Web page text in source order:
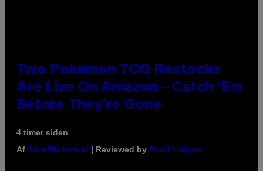
Two Pokemon TCG Restocks
Are Live On Amazon—Catch ‘Em
Before They’re Gone
4 timer siden
Af Sam Watanuki | Reviewed by Ysolt Usigan